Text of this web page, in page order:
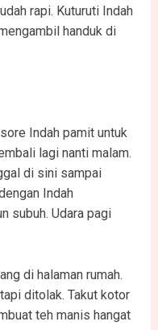
rapi. Kuturuti Indah
handuk di
Indah pamit untuk
lagi nanti malam.
di sini sampai
Indah
subuh. Udara pagi
di halaman rumah.
ditolak. Takut kotor
teh manis hangat